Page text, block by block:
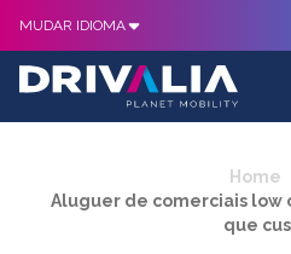
MUDAR IDIOMA
Home
Aluguer de comerciais low
que